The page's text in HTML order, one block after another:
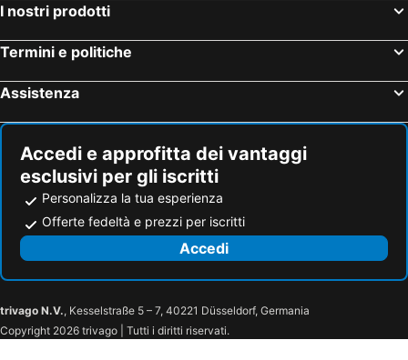
I nostri prodotti
Termini e politiche
Assistenza
Accedi e approfitta dei vantaggi
esclusivi per gli iscritti
Personalizza la tua esperienza
Offerte fedeltà e prezzi per iscritti
Accedi
trivago N.V., Kesselstraße 5 – 7, 40221 Düsseldorf, Germania
Copyright 2026 trivago | Tutti i diritti riservati.